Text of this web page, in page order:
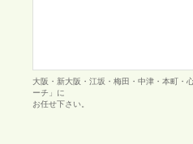
大阪・新大阪・江坂・梅田・中津・本町・
ーチ」に
お任せ下さい。